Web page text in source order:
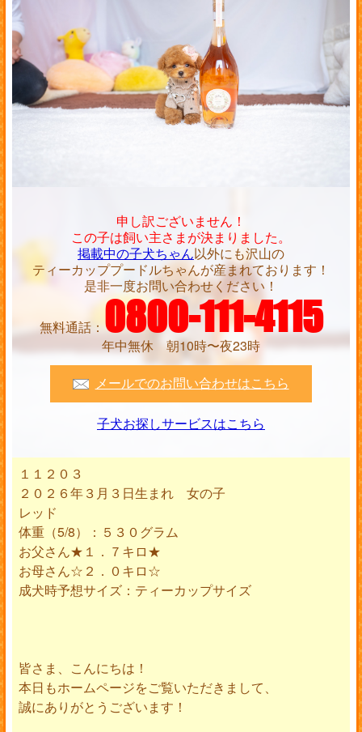
申し訳ございません！
この子は飼い主さまが決まりました。
掲載中の子犬ちゃん以外にも沢山の
ティーカッププードルちゃんが産まれております！
是非一度お問い合わせください！
無料通話： 0800-111-4115
年中無休 朝10時〜夜23時
メールでのお問い合わせはこちら
子犬お探しサービスはこちら
１１２０３
２０２６年３月３日生まれ 女の子
レッド
体重（5/8）：５３０グラム
お父さん★１．７キロ★
お母さん☆２．０キロ☆
成犬時予想サイズ：ティーカップサイズ
皆さま、こんにちは！
本日もホームページをご覧いただきまして、
誠にありがとうございます！